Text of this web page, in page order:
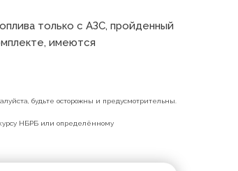
только с АЗС, пройденный
имеются
будьте осторожны и предусмотрительны.
курсу НБРБ или определённому